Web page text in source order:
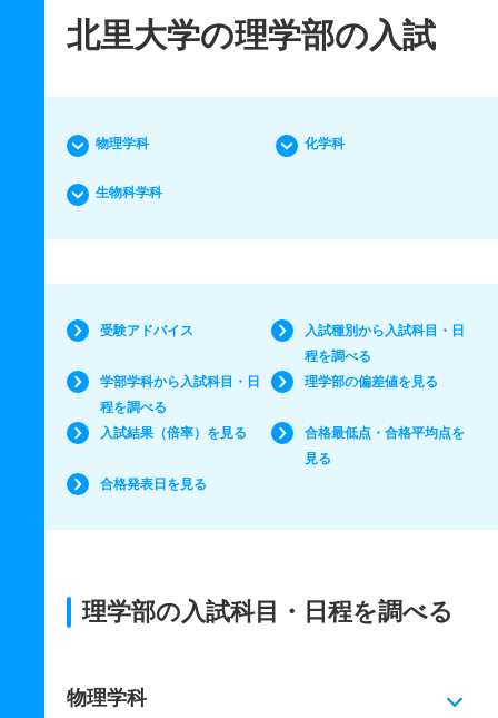
北里大学の理学部の入試
物理学科 化学科
生物科学科
受験アドバイス
入試種別から入試科目・日
程を調べる
学部学科から入試科目・日
程を調べる
理学部の偏差値を見る
入試結果（倍率）を見る
合格最低点・合格平均点を
見る
合格発表日を見る
理学部の入試科目・日程を調べる
物理学科